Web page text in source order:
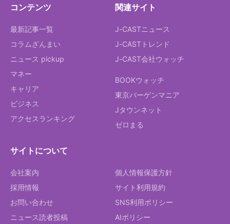
コンテンツ
最新記事一覧
コラムざんまい
ニュース pickup
マネー
キャリア
ビジネス
アクセスランキング
関連サイト
J-CASTニュース
J-CASTトレンド
J-CAST会社ウォッチ
BOOKウォッチ
東京バーゲンマニア
Jタウンネット
ゼロまる
サイトについて
会社案内
採用情報
お問い合わせ
ニュース読者投稿
個人情報保護方針
サイト利用規約
SNS利用ポリシー
AIポリシー